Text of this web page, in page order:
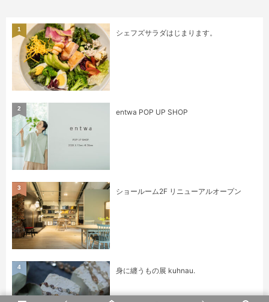
シェフズサラダはじまります。
1
entwa POP UP SHOP
2
ショールーム2F リニューアルオープン
3
身に纏うもの展 kuhnau.
4